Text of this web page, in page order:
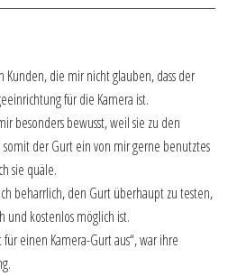
Kunden, die mir nicht glauben, dass der
für die Kamera ist.
besonders bewusst, weil sie zu den
der Gurt ein von mir gerne benutztes
sie quäle.
beharrlich, den Gurt überhaupt zu testen,
und kostenlos möglich ist.
einen Kamera-Gurt aus“, war ihre